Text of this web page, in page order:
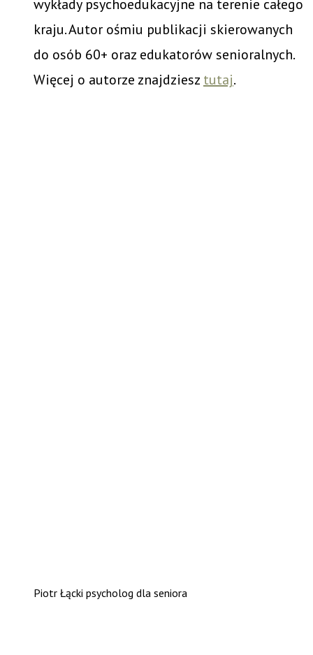
wykłady psychoedukacyjne na terenie całego
kraju. Autor ośmiu publikacji skierowanych
do osób 60+ oraz edukatorów senioralnych.
Więcej o autorze znajdziesz tutaj.
Piotr Łącki psycholog dla seniora